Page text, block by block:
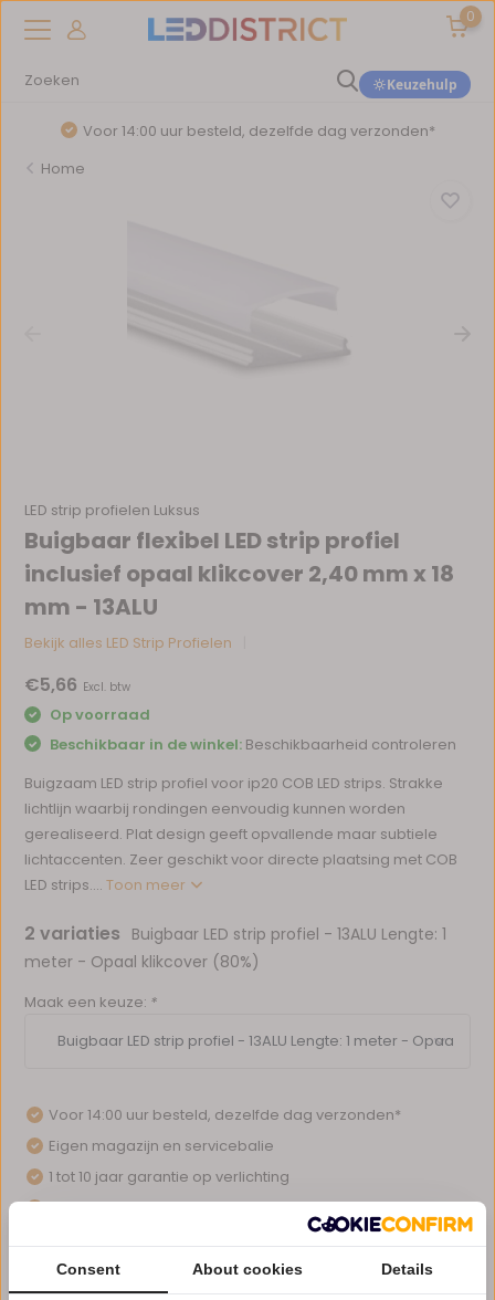
0
Keuzehulp
Voor 14:00 uur besteld, dezelfde dag verzonden*
Home
LED strip profielen Luksus
Buigbaar flexibel LED strip profiel
inclusief opaal klikcover 2,40 mm x 18
mm - 13ALU
Bekijk alles LED Strip Profielen
€5,66 Excl. btw
Op voorraad
Beschikbaar in de winkel: Beschikbaarheid controleren
Buigzaam LED strip profiel voor ip20 COB LED strips. Strakke
lichtlijn waarbij rondingen eenvoudig kunnen worden
gerealiseerd. Plat design geeft opvallende maar subtiele
lichtaccenten. Zeer geschikt voor directe plaatsing met COB
LED strips....Toon meer
2 variaties Buigbaar LED strip profiel - 13ALU Lengte: 1
meter - Opaal klikcover (80%)
Maak een keuze: *
Voor 14:00 uur besteld, dezelfde dag verzonden*
Eigen magazijn en servicebalie
1 tot 10 jaar garantie op verlichting
Afhalen in ons magazijn direct mogelijk
Vergelijk
Consent About cookies Details